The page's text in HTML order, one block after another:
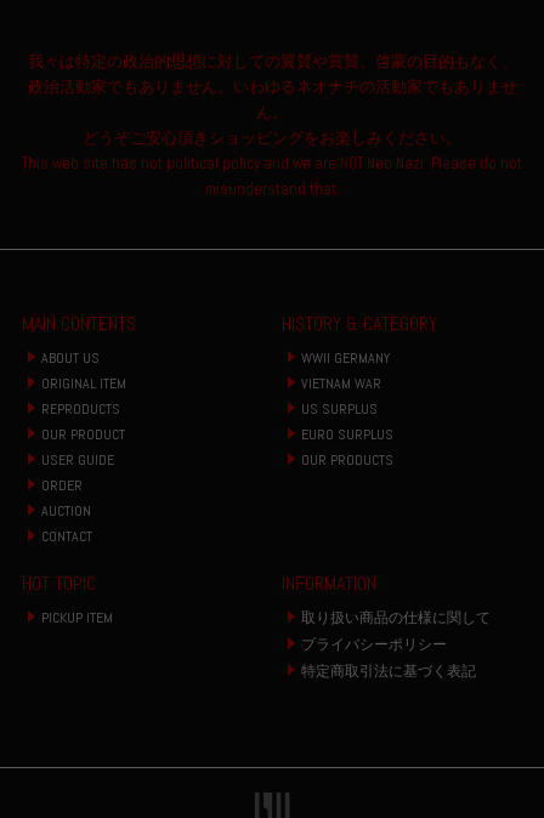
我々は特定の政治的思想に対しての翼賛や賞賛、啓蒙の目的もなく、
政治活動家でもありません。いわゆるネオナチの活動家でもありませ
ん。
どうぞご安心頂きショッピングをお楽しみください。
This web site has not political policy and we are NOT Neo Nazi. Please do not
misunderstand that.
MAIN CONTENTS
ABOUT US
ORIGINAL ITEM
REPRODUCTS
OUR PRODUCT
USER GUIDE
ORDER
AUCTION
CONTACT
HISTORY & CATEGORY
WWII GERMANY
VIETNAM WAR
US SURPLUS
EURO SURPLUS
OUR PRODUCTS
HOT TOPIC
PICKUP ITEM
INFORMATION
取り扱い商品の仕様に関して
プライバシーポリシー
特定商取引法に基づく表記